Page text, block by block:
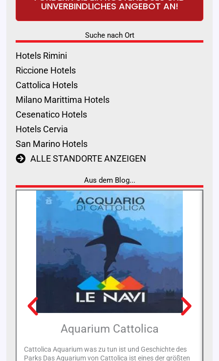
UNVERBINDLICHES ANGEBOT AN!
Suche nach Ort
Hotels Rimini
Riccione Hotels
Cattolica Hotels
Milano Marittima Hotels
Cesenatico Hotels
Hotels Cervia
San Marino Hotels
ALLE STANDORTE ANZEIGEN
Aus dem Blog...
Aquarium Cattolica
Cattolica Aquarium was zu tun ist und Geschichte des
Parks Das Aquarium von Cattolica ist eines der größten